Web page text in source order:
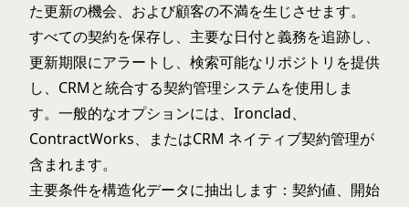
た更新の機会、および顧客の不満を生じさせます。
すべての契約を保存し、主要な日付と義務を追跡し、
更新期限にアラートし、検索可能なリポジトリを提供
し、CRMと統合する契約管理システムを使用しま
す。一般的なオプションには、Ironclad、
ContractWorks、またはCRM ネイティブ契約管理が
含まれます。
主要条件を構造化データに抽出します：契約値、開始